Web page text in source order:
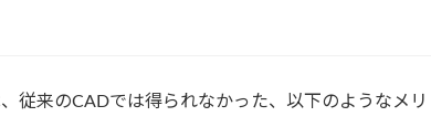
従来のCADでは得られなかった、以下のようなメリ